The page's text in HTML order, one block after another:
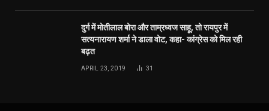
दुर्ग में मोतीलाल बोरा और ताम्रध्वज साहू, तो रायपुर में
सत्यनारायण शर्मा ने डाला वोट, कहा- कांग्रेस को मिल रही
बढ़त
APRIL 23, 2019 31